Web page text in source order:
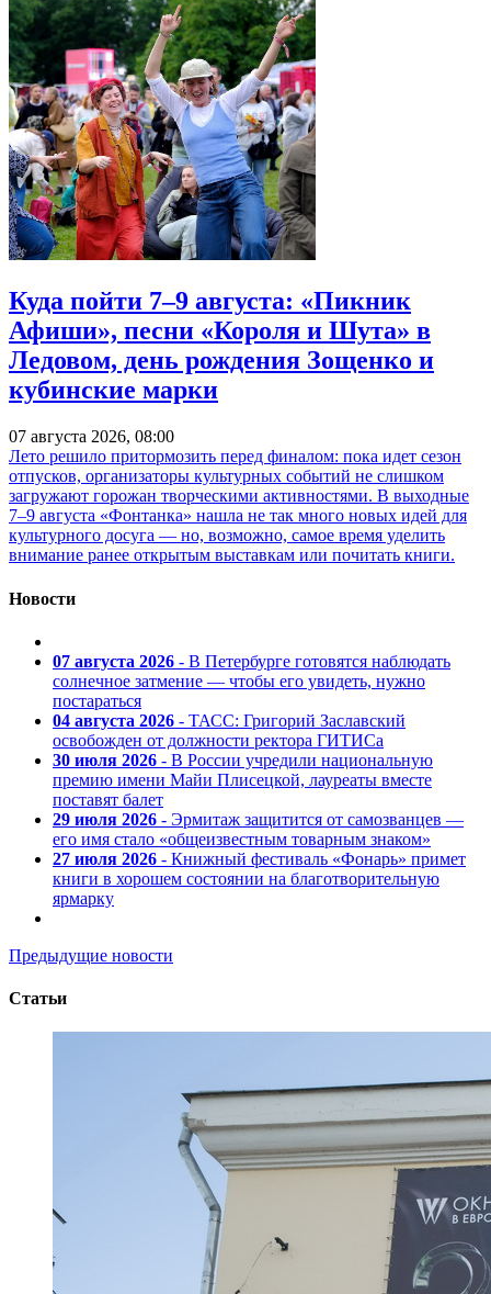
Куда пойти 7–9 августа: «Пикник
Афиши», песни «Короля и Шута» в
Ледовом, день рождения Зощенко и
кубинские марки
07 августа 2026, 08:00
Лето решило притормозить перед финалом: пока идет сезон
отпусков, организаторы культурных событий не слишком
загружают горожан творческими активностями. В выходные
7–9 августа «Фонтанка» нашла не так много новых идей для
культурного досуга — но, возможно, самое время уделить
внимание ранее открытым выставкам или почитать книги.
Новости
07 августа 2026 - В Петербурге готовятся наблюдать
солнечное затмение — чтобы его увидеть, нужно
постараться
04 августа 2026 - ТАСС: Григорий Заславский
освобожден от должности ректора ГИТИСа
30 июля 2026 - В России учредили национальную
премию имени Майи Плисецкой, лауреаты вместе
поставят балет
29 июля 2026 - Эрмитаж защитится от самозванцев —
его имя стало «общеизвестным товарным знаком»
27 июля 2026 - Книжный фестиваль «Фонарь» примет
книги в хорошем состоянии на благотворительную
ярмарку
Предыдущие новости
Статьи